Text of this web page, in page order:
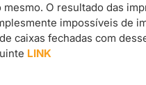
O resultado das
impossíveis de
caixas fechadas com
LINK